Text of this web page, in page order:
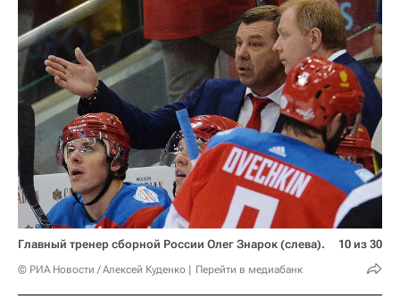
Главный тренер сборной России Олег Знарок (слева).
© РИА Новости / Алексей Куденко Перейти в медиабанк
10 из 30